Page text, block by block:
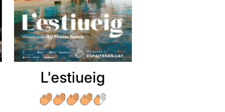
L'estiueig